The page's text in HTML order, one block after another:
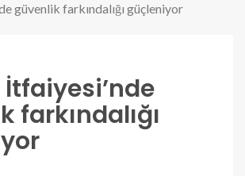
güvenlik farkındalığı güçleniyor
farkındalığı